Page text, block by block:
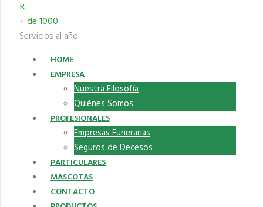
+ de 1000
Servicios al año
HOME
EMPRESA
Nuestra Filosofía
Quiénes Somos
PROFESIONALES
Empresas Funerarias
Seguros de Decesos
PARTICULARES
MASCOTAS
CONTACTO